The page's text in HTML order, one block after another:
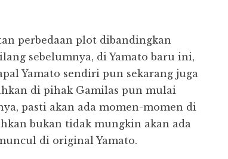
perbedaan plot dibandingkan
sebelumnya, di Yamato baru ini,
Yamato sendiri pun sekarang juga
di pihak Gamilas pun mulai
pasti akan ada momen-momen di
bukan tidak mungkin akan ada
di original Yamato.